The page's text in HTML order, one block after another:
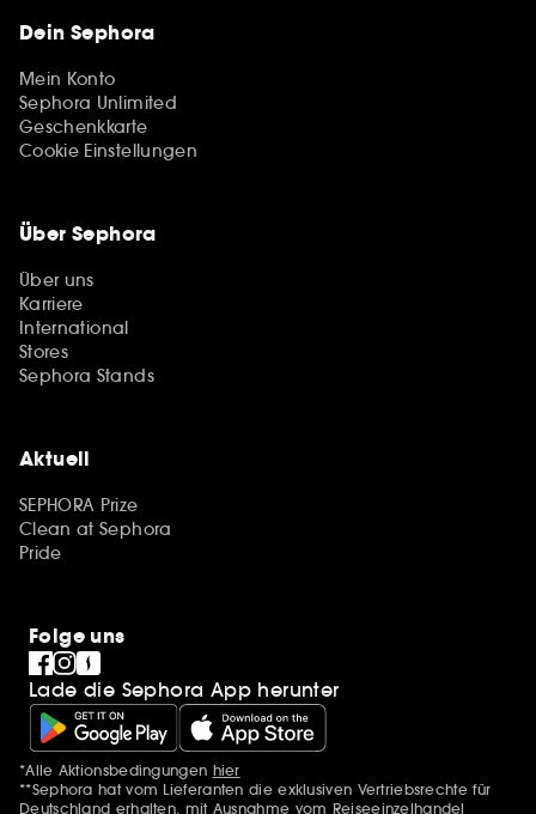
Dein Sephora
Mein Konto
Sephora Unlimited
Geschenkkarte
Cookie Einstellungen
Über Sephora
Über uns
Karriere
International
Stores
Sephora Stands
Aktuell
SEPHORA Prize
Clean at Sephora
Pride
Folge uns
Lade die Sephora App herunter
Zusätzlich Erwähnungen
*Alle Aktionsbedingungen hier
**Sephora hat vom Lieferanten die exklusiven Vertriebsrechte für
Deutschland erhalten, mit Ausnahme vom Reiseeinzelhandel